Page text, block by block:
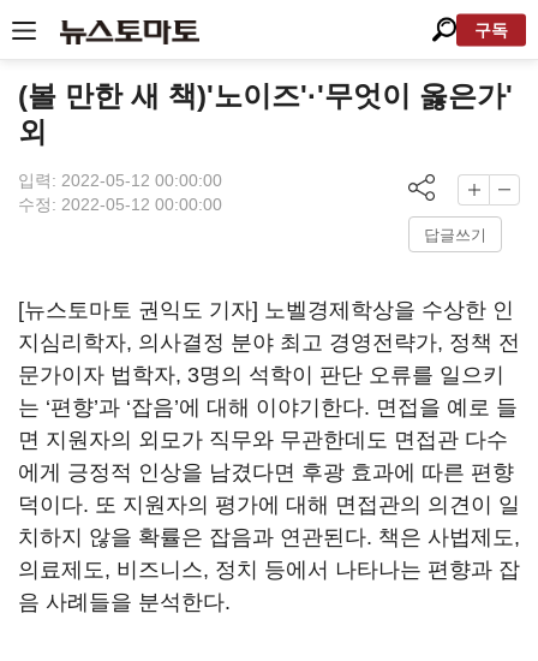
구독
(볼 만한 새 책)'노이즈'·'무엇이 옳은가'
외
입력: 2022-05-12 00:00:00
수정: 2022-05-12 00:00:00
답글쓰기
[뉴스토마토 권익도 기자] 노벨경제학상을 수상한 인
지심리학자, 의사결정 분야 최고 경영전략가, 정책 전
문가이자 법학자, 3명의 석학이 판단 오류를 일으키
는 ‘편향’과 ‘잡음’에 대해 이야기한다. 면접을 예로 들
면 지원자의 외모가 직무와 무관한데도 면접관 다수
에게 긍정적 인상을 남겼다면 후광 효과에 따른 편향
덕이다. 또 지원자의 평가에 대해 면접관의 의견이 일
치하지 않을 확률은 잡음과 연관된다. 책은 사법제도,
의료제도, 비즈니스, 정치 등에서 나타나는 편향과 잡
음 사례들을 분석한다.